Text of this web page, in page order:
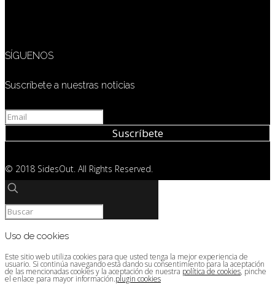
SÍGUENOS
Suscríbete a nuestras noticias
© 2018 SidesOut. All Rights Reserved.
Uso de cookies
Este sitio web utiliza cookies para que usted tenga la mejor experiencia de
usuario. Si continúa navegando está dando su consentimiento para la aceptación
de las mencionadas cookies y la aceptación de nuestra política de cookies, pinche
el enlace para mayor información.plugin cookies